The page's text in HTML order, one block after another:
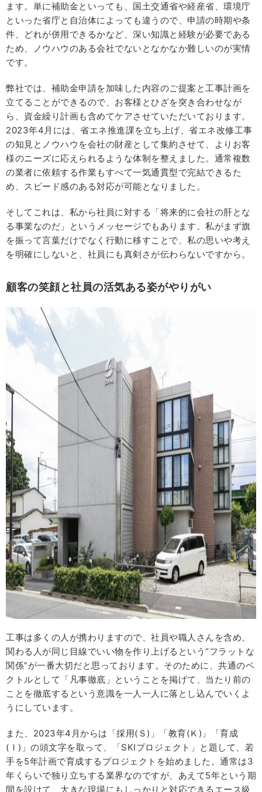
ます。単に補助金といっても、国土交通省や経産省、環境庁
といった省庁と自治体によっても違うので、申請の時期や条
件、どれが併用できるかなど、深い知識と経験が必要である
ため、ノウハウのある会社でないとなかなか難しいのが実情
です。
弊社では、補助金申請を加味した内容のご提案と工事計画を
立てることができるので、お客様とひざを突き合わせなが
ら、資金繰り計画も含めてケアさせていただいております。
2023年4月には、省エネ推進課を立ち上げ、省エネ改修工事
の知見とノウハウを会社の財産として集約させて、よりお客
様のニーズに応えられるような体制を整えました。通常複数
の業者に依頼する作業もすべて一気通貫型で完結できるた
め、スピード感のある対応が可能となりました。
そしてこれは、私から社員に対する「将来的に会社の肝とな
る事業なのだ」というメッセージでもあります。私がまず旗
を振って言葉だけでなく行動に移すことで、私の思いや考え
を明確にしないと、社員にも真剣さが伝わらないですから。
顧客の笑顔と社員の活気ある姿がやりがい
工事は多くの人が携わりますので、社員や職人さんを含め、
関わる人が同じ目線でいい物を作り上げるという“フラットな
関係”が一番大切だと思っております。そのために、共通のベ
クトルとして「凡事徹底」ということを掲げて、当たり前の
ことを徹底するという意識を一人一人に落とし込んでいくよ
うにしています。
また、2023年4月からは「採用(Ｓ)」「教育(Ｋ)」「育成
(Ｉ)」の頭文字を取って、「SKIプロジェクト」と題して、若
手を5年計画で育成するプロジェクトを始めました。通常は3
年くらいで独り立ちする業界なのですが、あえて5年という期
間を設けて、大きな現場にもしっかりと対応できるエース級